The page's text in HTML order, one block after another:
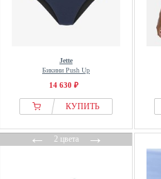
Jette
Бикини Push Up
14 630 ₽
КУПИТЬ
←2 цвета→